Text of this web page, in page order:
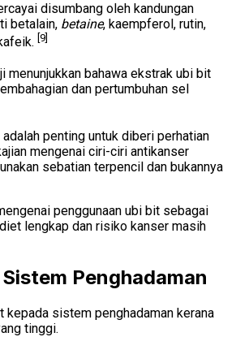
disumbang oleh kandungan
betalain, betaine, kaempferol, rutin,
[9]
menunjukkan bahawa ekstrak ubi bit
dan pertumbuhan sel
adalah penting untuk diberi perhatian
mengenai ciri-ciri antikanser
sebatian terpencil dan bukannya
penggunaan ubi bit sebagai
lengkap dan risiko kanser masih
Penghadaman
kepada sistem penghadaman kerana
tinggi.